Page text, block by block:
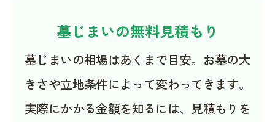
墓じまいの無料見積もり
墓じまいの相場はあくまで目安。お墓の大
きさや立地条件によって変わってきます。
実際にかかる金額を知るには、見積もりを